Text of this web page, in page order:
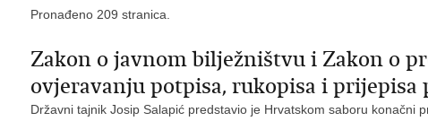
Pronađeno 209 stranica.
Zakon o javnom bilježništvu i Zakon o
ovjeravanju potpisa, rukopisa i prijepisa
Državni tajnik Josip Salapić predstavio je Hrvatskom saboru konačni